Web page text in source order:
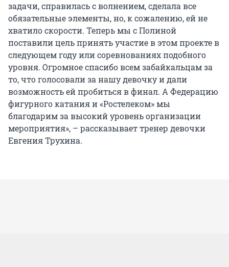
задачи, справилась с волнением, сделала все
обязательные элементы, но, к сожалению, ей не
хватило скорости. Теперь мы с Полиной
поставили цель принять участие в этом проекте в
следующем году или соревнованиях подобного
уровня. Огромное спасибо всем забайкальцам за
то, что голосовали за нашу девочку и дали
возможность ей пробиться в финал. А Федерацию
фигурного катания и «Ростелеком» мы
благодарим за высокий уровень организации
мероприятия», – рассказывает тренер девочки
Евгения Трухина.